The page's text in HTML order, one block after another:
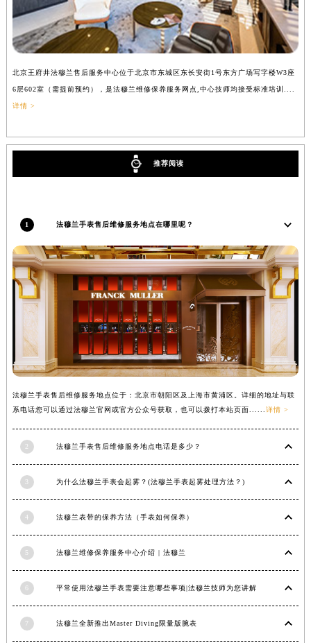
北京王府井法穆兰售后服务中心位于北京市东城区东长安街1号东方广场写字楼W3座
6层602室（需提前预约），是法穆兰维修保养服务网点,中心技师均接受标准培训....
详情 >
推荐阅读
1 法穆兰手表售后维修服务地点在哪里呢？
法穆兰手表售后维修服务地点位于：北京市朝阳区及上海市黄浦区。详细的地址与联
系电话您可以通过法穆兰官网或官方公众号获取，也可以拨打本站页面...... 详情 >
2 法穆兰手表售后维修服务地点电话是多少？
3 为什么法穆兰手表会起雾？(法穆兰手表起雾处理方法？)
4 法穆兰表带的保养方法（手表如何保养）
5 法穆兰维修保养服务中心介绍 | 法穆兰
6 平常使用法穆兰手表需要注意哪些事项|法穆兰技师为您讲解
7 法穆兰全新推出Master Diving限量版腕表